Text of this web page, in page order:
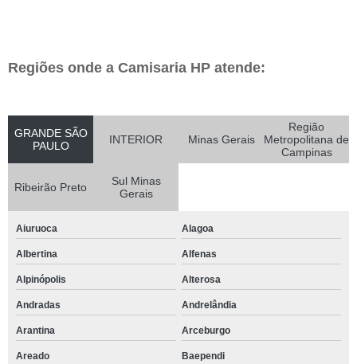
Regiões onde a Camisaria HP atende:
GRANDE SÃO
PAULO
INTERIOR Minas Gerais
Região
Metropolitana de
Campinas
Ribeirão Preto
Sul Minas
Gerais
Aiuruoca Alagoa
Albertina Alfenas
Alpinópolis Alterosa
Andradas Andrelândia
Arantina Arceburgo
Areado Baependi